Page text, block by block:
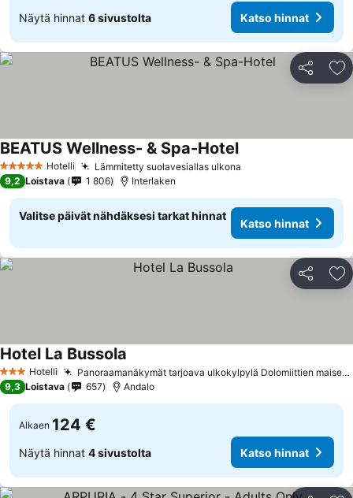
Näytä hinnat 6 sivustolta Katso hinnat
Jaa
5 Tähtiluokitus
Hotelli Lämmitetty suolavesiallas ulkona
BEATUS Wellness- & Spa-HotelKatso hinnat
9,2 Loistava 1 806 Interlaken
Valitse päivät nähdäksesi tarkat hinnat
Katso hinnat
Jaa
3 Tähtiluokitus
Hotelli Panoraamanäkymät tarjoava ulkokylpylä Dolomiittien maisemissa
Hotel La Bussola
9,3 Loistava 657 Andalo
Alkaen 124 €
Näytä hinnat 4 sivustolta Katso hinnat